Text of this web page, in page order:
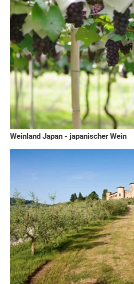
Weinland Japan - japanischer Wein